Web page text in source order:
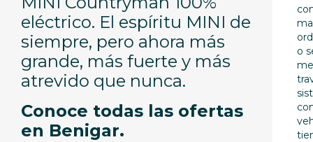
eléctrico. El espíritu MINI de
siempre, pero ahora más
grande, más fuerte y más
atrevido que nunca.
Conoce todas las ofertas
en Benigar.
o